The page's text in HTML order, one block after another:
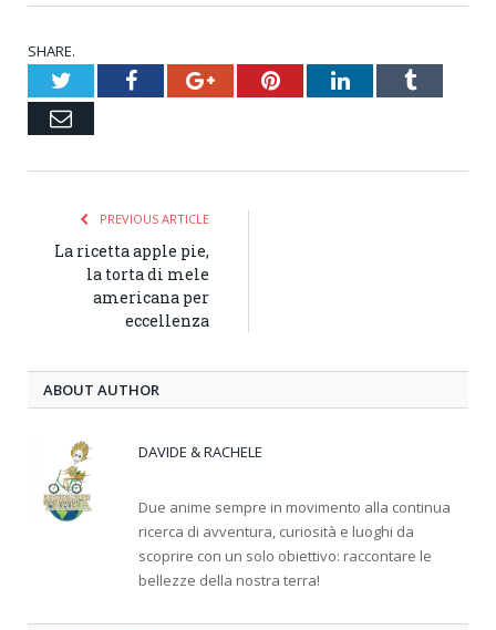
SHARE.
TwitterFacebookGoogle+PinterestLinkedInTumblr
Email
PREVIOUS ARTICLE
La ricetta apple pie,
la torta di mele
americana per
eccellenza
ABOUT AUTHOR
DAVIDE & RACHELE
Due anime sempre in movimento alla continua
ricerca di avventura, curiosità e luoghi da
scoprire con un solo obiettivo: raccontare le
bellezze della nostra terra!